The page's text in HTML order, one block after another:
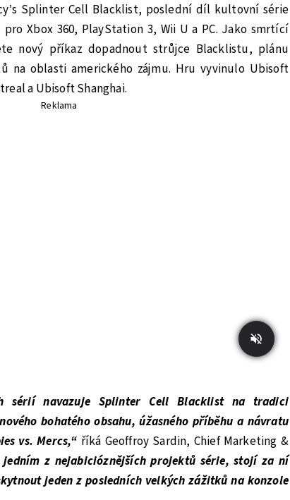
Splinter Cell Blacklist, poslední díl kultovní série
Xbox 360, PlayStation 3, Wii U a PC. Jako smrtící
nový příkaz dopadnout strůjce Blacklistu, plánu
na oblasti amerického zájmu. Hru vyvinulo Ubisoft
a Ubisoft Shanghai.
Reklama
sérií navazuje Splinter Cell Blacklist na tradici
bohatého obsahu, úžasného příběhu a návratu
vs. Mercs,“ říká Geoffroy Sardin, Chief Marketing &
z nejabicióznějších projektů série, stojí za ní
jeden z posledních velkých zážitků na konzole